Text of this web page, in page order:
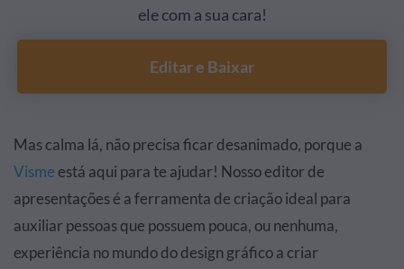
ele com a sua cara!
Editar e Baixar
Mas calma lá, não precisa ficar desanimado, porque a
Visme está aqui para te ajudar! Nosso editor de
apresentações é a ferramenta de criação ideal para
auxiliar pessoas que possuem pouca, ou nenhuma,
experiência no mundo do design gráfico a criar